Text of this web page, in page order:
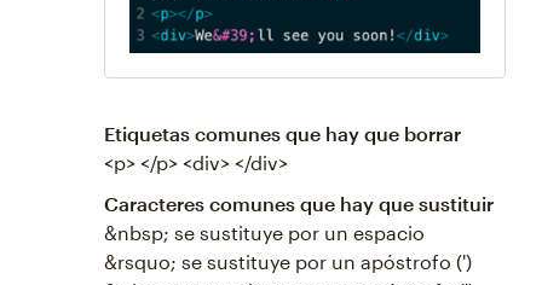
Etiquetas comunes que hay que borrar
<p> </p> <div> </div>
Caracteres comunes que hay que sustituir
&nbsp; se sustituye por un espacio
&rsquo; se sustituye por un apóstrofo (')